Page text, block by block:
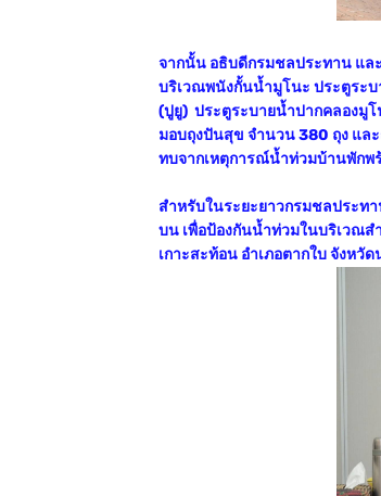
จากนั้น อธิบดีกรมชลประทาน แล
บริเวณพนังกั้นน้ำมูโนะ ประตูระ
(ปูยู) ประตูระบายน้ำปากคลองมูโ
มอบถุงปันสุข จำนวน 380 ถุง แล
ทบจากเหตุการณ์น้ำท่วมบ้านพักพ
สำหรับในระยะยาวกรมชลประท
บน เพื่อป้องกันน้ำท่วมในบริเวณส
เกาะสะท้อน อำเภอตากใบ จังหวั